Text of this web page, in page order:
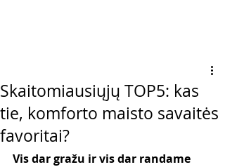
Skaitomiausiųjų TOP5: kas
tie, komforto maisto savaitės
favoritai?
Vis dar gražu ir vis dar randame